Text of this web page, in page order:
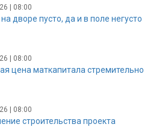
| 08:00
дворе пусто, да и в поле негусто
| 08:00
цена маткапитала стремительно
| 08:00
строительства проекта